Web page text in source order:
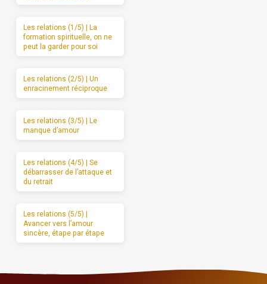
Les relations (1/5) | La
formation spirituelle, on ne
peut la garder pour soi
Les relations (2/5) | Un
enracinement réciproque
Les relations (3/5) | Le
manque d’amour
Les relations (4/5) | Se
débarrasser de l’attaque et
du retrait
Les relations (5/5) |
Avancer vers l’amour
sincère, étape par étape